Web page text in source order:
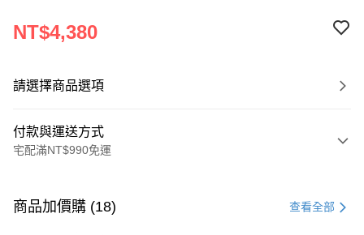
NT$4,380
請選擇商品選項
付款與運送方式
宅配滿NT$990免運
信用卡一次付款
商品加價購 (18) 查看全部